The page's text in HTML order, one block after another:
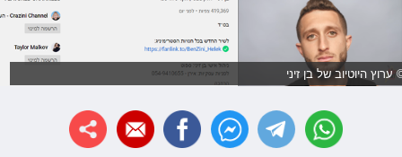
ערוץ היוטיוב של בן זיני